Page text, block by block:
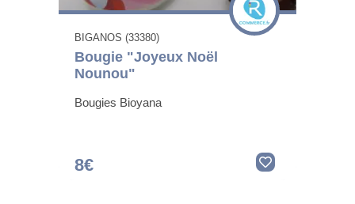
BIGANOS (33380)
Bougie "Joyeux Noël
Nounou"
Bougies Bioyana
8€